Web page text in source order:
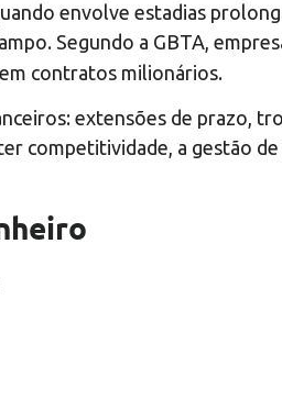
envolve estadias
Segundo a GBTA,
contratos milionários.
extensões de prazo,
competitividade, a gestão